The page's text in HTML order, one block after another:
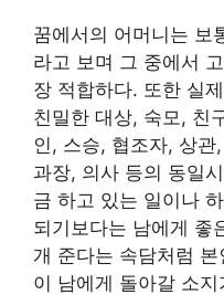
꿈에서의 어머니는 보
라고 보며 그 중에서
장 적합하다. 또한 실
친밀한 대상, 숙모, 친
인, 스승, 협조자, 상
과장, 의사 등의 동일
금 하고 있는 일이나
되기보다는 남에게 좋
개 준다는 속담처럼
이 남에게 돌아갈 소